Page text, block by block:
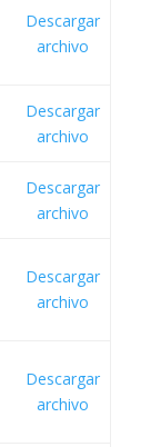
Descargar
archivo
Descargar
archivo
Descargar
archivo
Descargar
archivo
Descargar
archivo